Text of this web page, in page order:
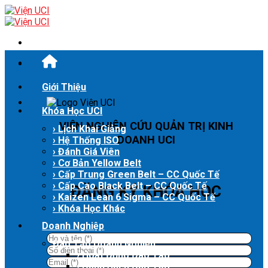
Skip
to
VIỆN NGHIÊN CỨU QUẢN TRỊ KINH
DOANH UCI
ĐĂNG KÝ KHÓA HỌC
Giới Thiệu
Khóa Học UCI
› Lịch Khai Giảng
› Hệ Thống ISO
› Đánh Giá Viên
› Cơ Bản Yellow Belt
› Cấp Trung Green Belt – CC Quốc Tế
› Cấp Cao Black Belt – CC Quốc Tế
› Kaizen Lean 6 Sigma – CC Quốc Tế
› Khóa Học Khác
Doanh Nghiệp
Đào Tạo Doanh Nghiệp
› Hoạt Động Đào Tạo